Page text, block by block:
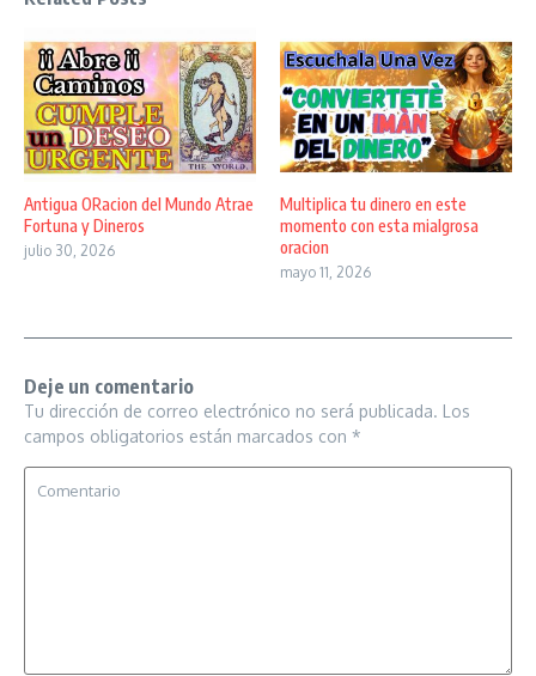
Antigua ORacion del Mundo Atrae
Fortuna y Dineros
julio 30, 2026
Multiplica tu dinero en este
momento con esta mialgrosa
oracion
mayo 11, 2026
Deje un comentario
Tu dirección de correo electrónico no será publicada. Los
campos obligatorios están marcados con *